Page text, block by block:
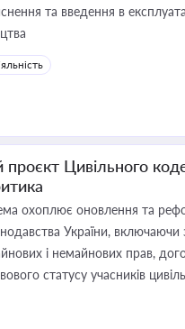
та введення в
проєкт Цивільного
охоплює оновлення та
України, включаючи
і немайнових прав,
статусу учасників